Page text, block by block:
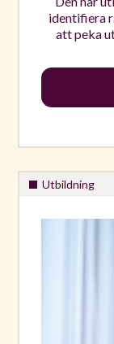
identifiera
att peka
Utbildning